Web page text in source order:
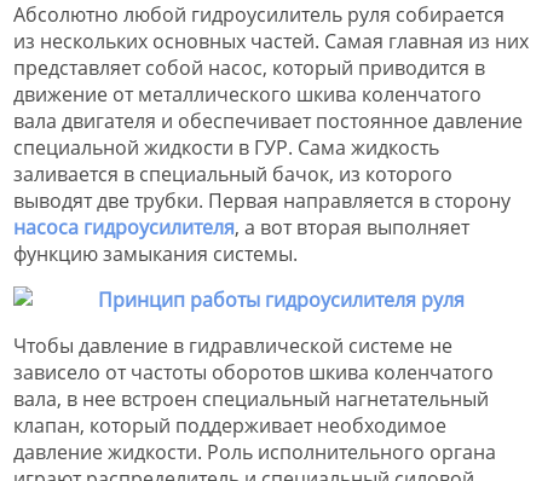
Абсолютно любой гидроусилитель руля собирается
из нескольких основных частей. Самая главная из них
представляет собой насос, который приводится в
движение от металлического шкива коленчатого
вала двигателя и обеспечивает постоянное давление
специальной жидкости в ГУР. Сама жидкость
заливается в специальный бачок, из которого
выводят две трубки. Первая направляется в сторону
насоса гидроусилителя, а вот вторая выполняет
функцию замыкания системы.
Чтобы давление в гидравлической системе не
зависело от частоты оборотов шкива коленчатого
вала, в нее встроен специальный нагнетательный
клапан, который поддерживает необходимое
давление жидкости. Роль исполнительного органа